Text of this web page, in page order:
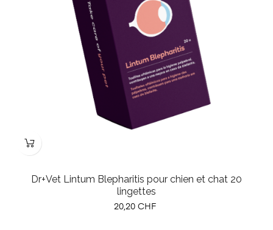
Dr+Vet Lintum Blepharitis pour chien et chat 20
lingettes
Prix
20,20 CHF